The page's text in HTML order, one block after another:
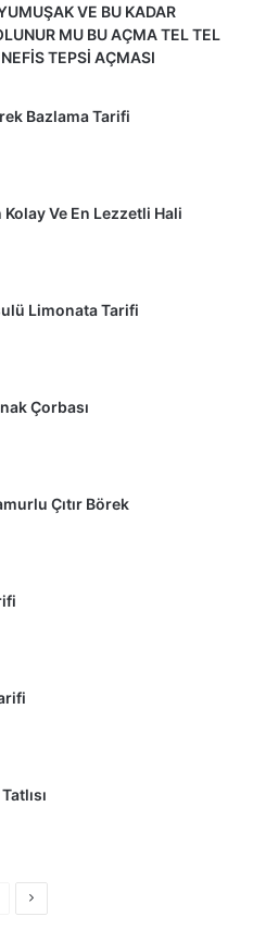
VE BU KADAR
MU BU AÇMA TEL TEL
TEPSİ AÇMASI
Bazlama Tarifi
Kolay Ve En Lezzetli Hali
Limonata Tarifi
Çorbası
Çıtır Börek
Sonraki